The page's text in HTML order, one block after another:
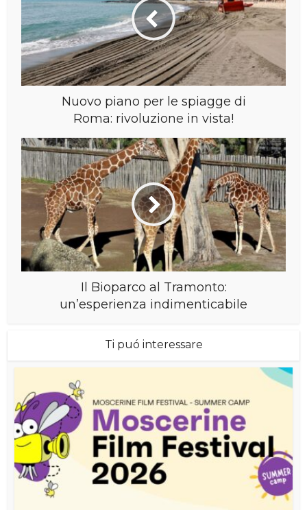
Nuovo piano per le spiagge di
Roma: rivoluzione in vista!
Il Bioparco al Tramonto:
un’esperienza indimenticabile
Ti puó interessare